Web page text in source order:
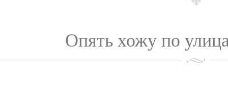
Опять хожу по